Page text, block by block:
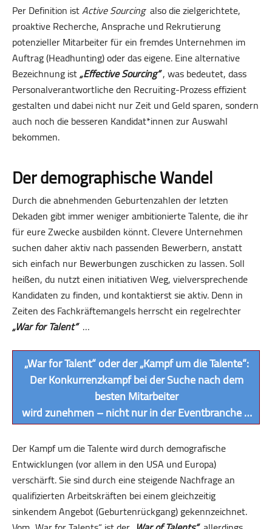
Per Definition istActive Sourcingalso die zielgerichtete,
proaktive Recherche, Ansprache und Rekru­tierung
potenzieller Mitarbeiter für ein fremdes Unternehmen im
Auftrag (Headhunting) oder das eigene. Eine alternative
Bezeichnung ist„Effective Sourcing“, was bedeutet, dass
Personal­ver­ant­wort­liche den Recruiting-Prozess effizient
gestalten und dabei nicht nur Zeit und Geld sparen, sondern
auch noch die besseren Kandidat*innen zur Auswahl
bekommen.
Der demographische Wandel
Durch die abnehmenden Geburtenzahlen der letzten
Dekaden gibt immer weniger ambitionierte Talente, die ihr
für eure Zwecke ausbilden könnt. Clevere Unternehmen
suchen daher aktiv nach passenden Bewerbern, anstatt
sich einfach nur Bewerbungen zuschicken zu lassen. Soll
heißen, du nutzt einen initiativen Weg, vielversprechende
Kandidaten zu finden, und kontaktierst sie aktiv. Denn in
Zeiten des Fachkräftemangels herrscht ein regelrechter
„War for Talent“…
„War for Talent“ oder der „Kampf um die Talente“:
Der Konkurrenzkampf bei der Suche nach dem
besten Mitarbeiter
wird zunehmen – nicht nur in der Eventbranche …
Der Kampf um die Talente wird durch demografische
Entwicklungen (vor allem in den USA und Europa)
verschärft. Sie sind durch eine steigende Nachfrage an
qualifizierten Arbeitskräften bei einem gleich­zeitig
sinkendem Angebot (Geburtenrückgang) gekennzeichnet.